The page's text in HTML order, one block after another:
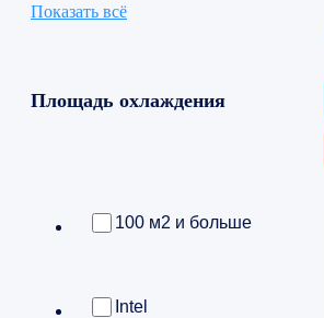
Показать всё
Площадь охлаждения
100 м2 и больше
Intel